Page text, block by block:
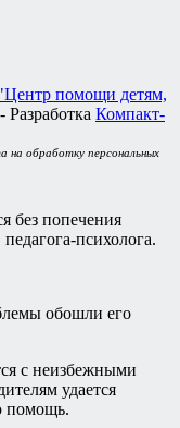
помощи детям,
Разработка Компакт-
на обработку персональных
без попечения
психолога.
обошли его
с неизбежными
удается
помощь.